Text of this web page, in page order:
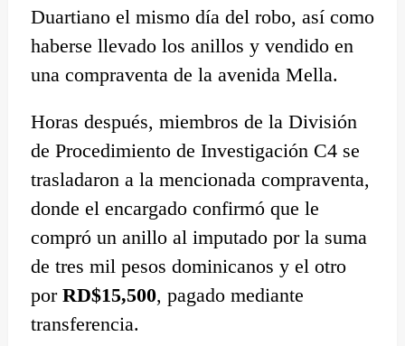
Duartiano el mismo día del robo, así como
haberse llevado los anillos y vendido en
una compraventa de la avenida Mella.
Horas después, miembros de la División
de Procedimiento de Investigación C4 se
trasladaron a la mencionada compraventa,
donde el encargado confirmó que le
compró un anillo al imputado por la suma
de tres mil pesos dominicanos y el otro
por RD$15,500, pagado mediante
transferencia.